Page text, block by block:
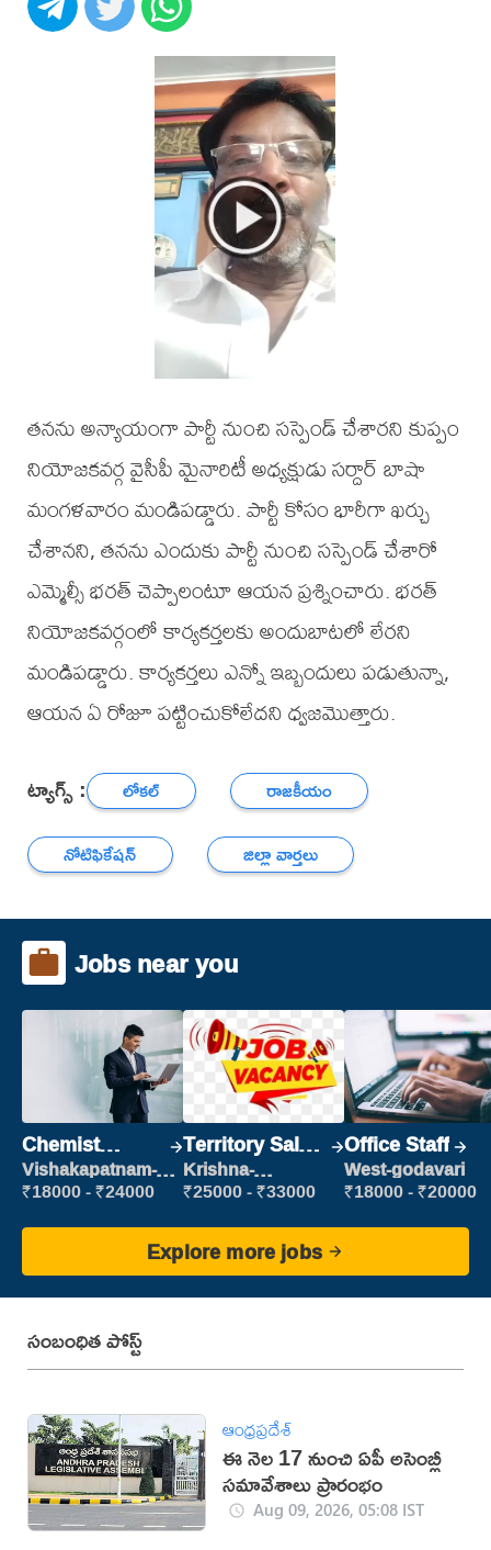
తనను అన్యాయంగా పార్టీ నుంచి సస్పెండ్ చేశారని కుప్పం
నియోజకవర్గ వైసీపీ మైనారిటీ అధ్యక్షుడు సర్దార్ బాషా
మంగళవారం మండిపడ్డారు. పార్టీ కోసం భారీగా ఖర్చు
చేశానని, తనను ఎందుకు పార్టీ నుంచి సస్పెండ్ చేశారో
ఎమ్మెల్సీ భరత్ చెప్పాలంటూ ఆయన ప్రశ్నించారు. భరత్
నియోజకవర్గంలో కార్యకర్తలకు అందుబాటలో లేరని
మండిపడ్డారు. కార్యకర్తలు ఎన్నో ఇబ్బందులు పడుతున్నా,
ఆయన ఏ రోజూ పట్టించుకోలేదని ధ్వజమొత్తారు.
ట్యాగ్స్ : లోకల్
రాజకీయం
నోటిఫికేషన్
జిల్లా వార్తలు
Jobs near you
Chemist
Production
Executive
Vishakapatnam-
new
₹18000 - ₹24000
Territory Sales
Manager
Krishna-
vijayawada
₹25000 - ₹33000
Office Staff
West-godavari
₹18000 - ₹20000
Explore more jobs
సంబంధిత పోస్ట్
ఆంధ్రప్రదేశ్
ఈ నెల 17 నుంచి ఏపీ అసెంబ్లీ
సమావేశాలు ప్రారంభం
Aug 09, 2026, 05:08 IST